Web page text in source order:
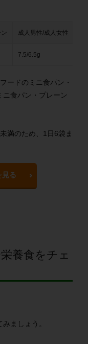
成人男性/成人女性
7.5/6.5g
ードのミニ食パン・
ニ食パン・プレーン
満のため、1日6袋ま
見る
養食をチェ
ましょう。